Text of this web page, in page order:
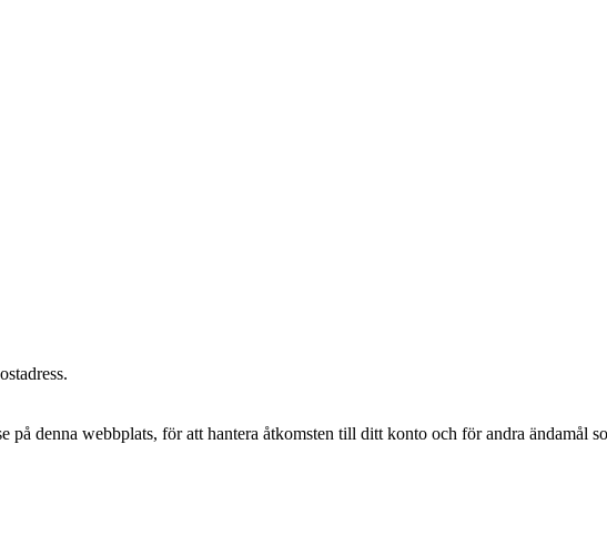
denna webbplats, för att hantera åtkomsten till ditt konto och för andra ändamål